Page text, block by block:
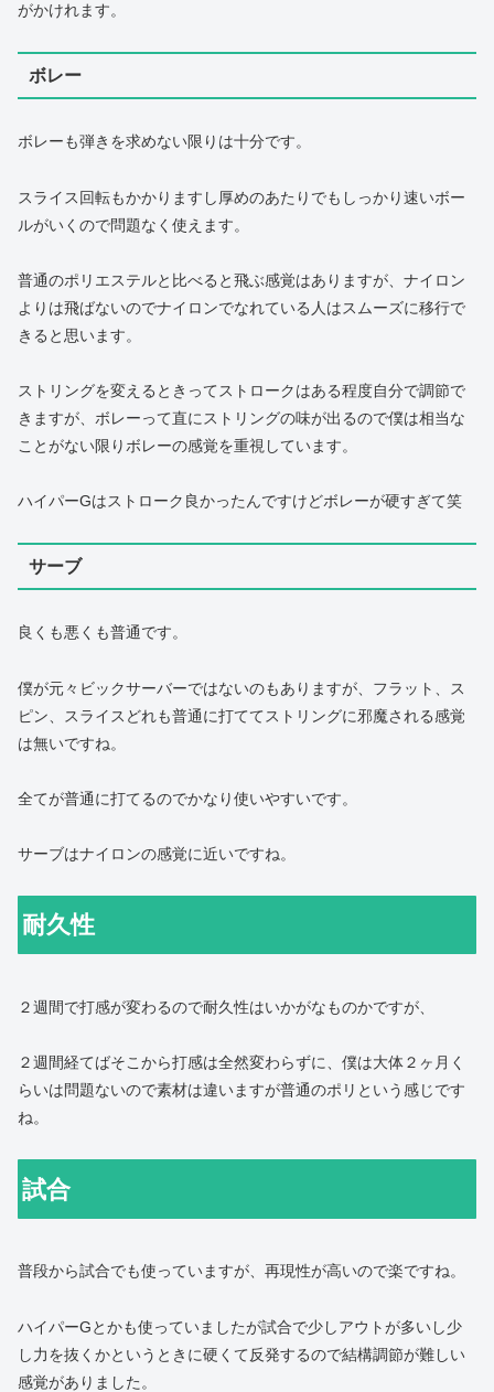
がかけれます。
ボレー
ボレーも弾きを求めない限りは十分です。
スライス回転もかかりますし厚めのあたりでもしっかり速いボー
ルがいくので問題なく使えます。
普通のポリエステルと比べると飛ぶ感覚はありますが、ナイロン
よりは飛ばないのでナイロンでなれている人はスムーズに移行で
きると思います。
ストリングを変えるときってストロークはある程度自分で調節で
きますが、ボレーって直にストリングの味が出るので僕は相当な
ことがない限りボレーの感覚を重視しています。
ハイパーGはストローク良かったんですけどボレーが硬すぎて笑
サーブ
良くも悪くも普通です。
僕が元々ビックサーバーではないのもありますが、フラット、ス
ピン、スライスどれも普通に打ててストリングに邪魔される感覚
は無いですね。
全てが普通に打てるのでかなり使いやすいです。
サーブはナイロンの感覚に近いですね。
耐久性
２週間で打感が変わるので耐久性はいかがなものかですが、
２週間経てばそこから打感は全然変わらずに、僕は大体２ヶ月く
らいは問題ないので素材は違いますが普通のポリという感じです
ね。
試合
普段から試合でも使っていますが、再現性が高いので楽ですね。
ハイパーGとかも使っていましたが試合で少しアウトが多いし少
し力を抜くかというときに硬くて反発するので結構調節が難しい
感覚がありました。